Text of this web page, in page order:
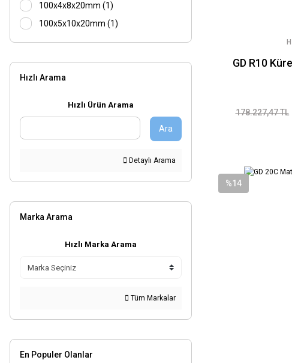
100x4x8x20mm (1)
100x5x10x20mm (1)
125x3x5x20mm (1)
125x4x8x32mm (1)
75x3x5x20mm (1)
75x3x6x20mm (1)
75x4x10x20mm (1)
Hızlı Arama
Hızlı Ürün Arama
Ara
Detaylı Arama
Marka Arama
Hızlı Marka Arama
Tüm Markalar
En Populer Olanlar
GD R10
178.227,47 TL
%14